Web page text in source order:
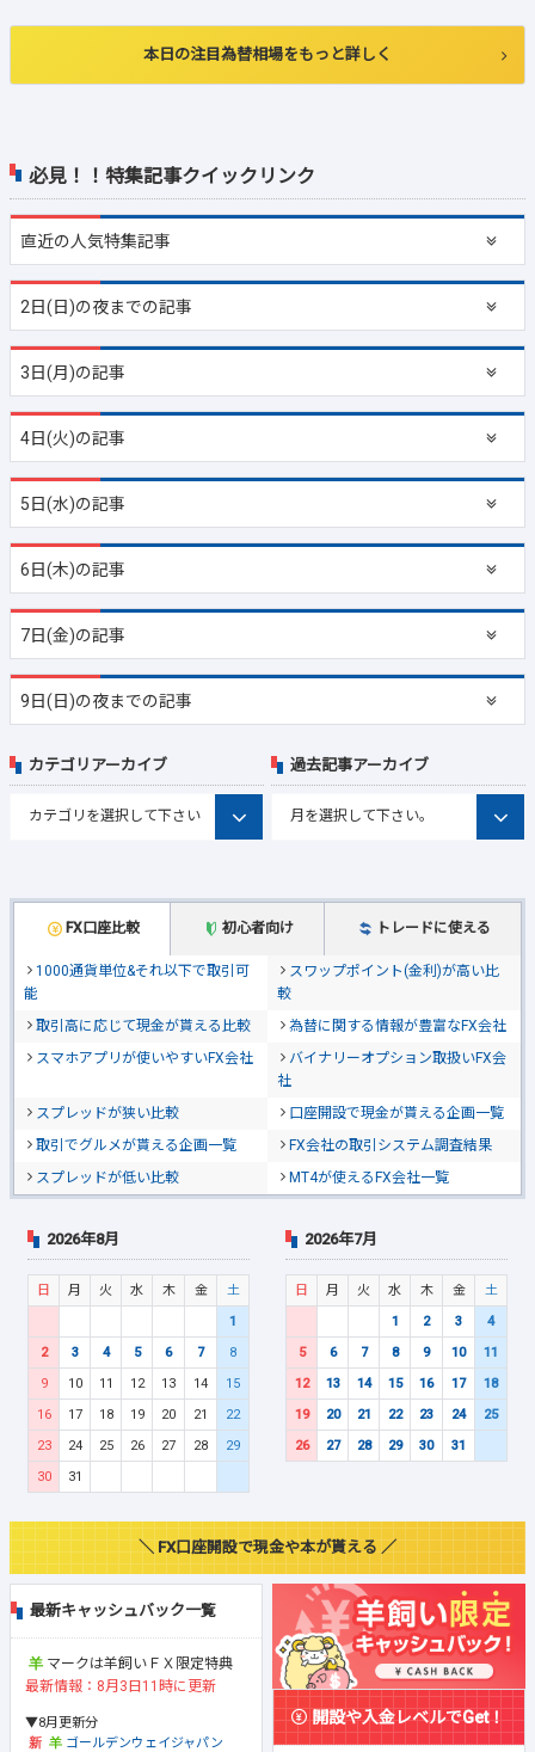
必見！！特集記事クイックリンク
直近の人気特集記事
2日(日)の夜までの記事
3日(月)の記事
4日(火)の記事
5日(水)の記事
6日(木)の記事
7日(金)の記事
9日(日)の夜までの記事
本日の注目為替相場をもっと詳しく
FX口座比較 初心者向け トレードに使える
1000通貨単位&それ以下で取引可
能
スワップポイント(金利)が高い比
較
取引高に応じて現金が貰える比較
為替に関する情報が豊富なFX会社
スマホアプリが使いやすいFX会社
バイナリーオプション取扱いFX会
社
スプレッドが狭い比較
口座開設で現金が貰える企画一覧
取引でグルメが貰える企画一覧
FX会社の取引システム調査結果
スプレッドが低い比較
MT4が使えるFX会社一覧
カテゴリアーカイブ 過去記事アーカイブ
2026年8月
日 月 火 水 木 金
土
1
2
3 4 5 6 7
8
9
10 11 12 13 14
15
16
17 18 19 20 21
22
23
24 25 26 27 28
29
30
31
2026年7月
日 月 火 水 木 金
土
1
2 3
4
5
6 7 8 9 10
11
12
13 14 15 16 17
18
19
20 21 22 23 24
25
26
27 28 29 30 31
＼ FX口座開設で現金や本が貰える ／
最新キャッシュバック一覧
マークは羊飼いＦＸ限定特典
最新情報：8月3日11時に更新
▼8月更新分
ゴールデンウェイジャパン
開設や入金レベルでGet！